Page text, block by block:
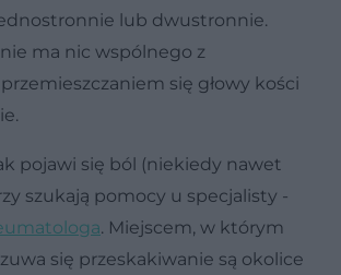
lub dwustronnie.
nie ma nic wspólnego z
się głowy kości
pojawi się ból (niekiedy nawet
szukają pomocy u specjalisty -
. Miejscem, w którym
się przeskakiwanie są okolice